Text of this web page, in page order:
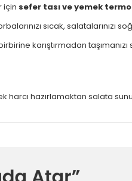
için sefer tası ve yemek
sıcak, salatalarınızı
karıştırmadan
harcı hazırlamaktan salata